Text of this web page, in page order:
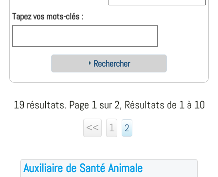
Tapez vos mots-clés :
Rechercher
19 résultats. Page 1 sur 2, Résultats de 1 à 10
<<
1 2
Auxiliaire de Santé Animale